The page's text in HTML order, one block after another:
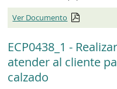
Ver Documento
ECP0438_1 -
atender al cliente
calzado